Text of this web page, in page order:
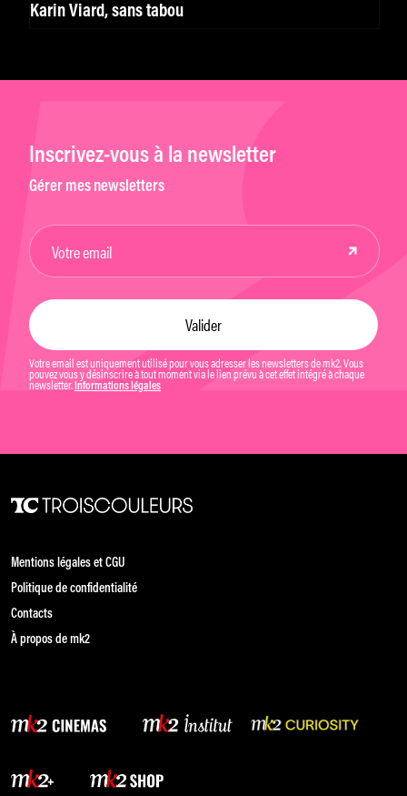
Karin Viard, sans tabou
Inscrivez-vous à la newsletter
Gérer mes newsletters
Votre email est uniquement utilisé pour vous adresser les newsletters de mk2. Vous
pouvez vous y désinscrire à tout moment via le lien prévu à cet effet intégré à chaque
newsletter. Informations légales
Mentions légales et CGU
Politique de confidentialité
Contacts
À propos de mk2